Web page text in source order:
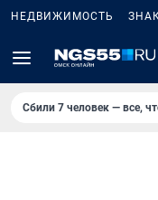
НЕДВИЖИМОСТЬ
Сбили 7 человек — все,